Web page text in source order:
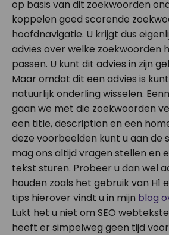
op basis van dit zoekwoorden
koppelen goed scorende
hoofdnavigatie. U krijgt dus
advies over welke zoekwoorden
passen. U kunt dit advies in zijn
Maar omdat dit een advies is
natuurlijk onderling wisselen.
gaan we met die zoekwoorden
een title, description en een
deze voorbeelden kunt u aan de
mag ons altijd vragen stellen en
tekst sturen. Probeer u dan wel
houden zoals het gebruik van H1
tips hierover vindt u in mijn blog
Lukt het u niet om SEO
heeft er simpelweg geen tijd